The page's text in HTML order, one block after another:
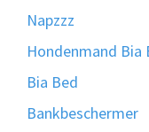
Napzzz
Hondenmand Bia
Bia Bed
Bankbeschermer